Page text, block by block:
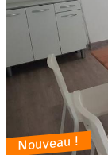
Nouveau !